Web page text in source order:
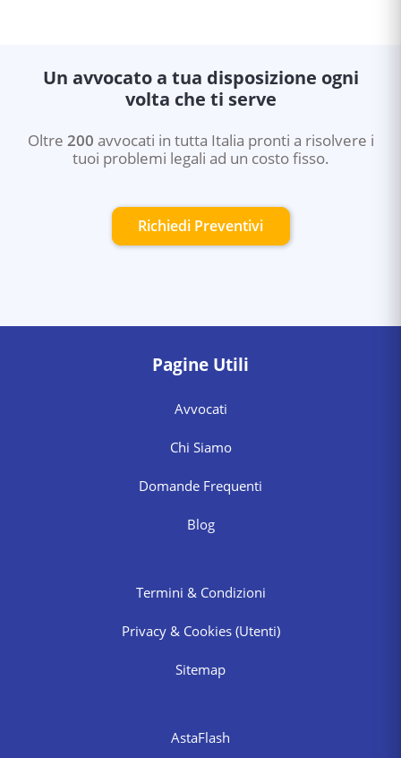
Un avvocato a tua disposizione ogni
volta che ti serve
Oltre 200 avvocati in tutta Italia pronti a risolvere i
tuoi problemi legali ad un costo fisso.
Richiedi Preventivi
Pagine Utili
Avvocati
Chi Siamo
Domande Frequenti
Blog
Termini & Condizioni
Privacy & Cookies (Utenti)
Sitemap
AstaFlash